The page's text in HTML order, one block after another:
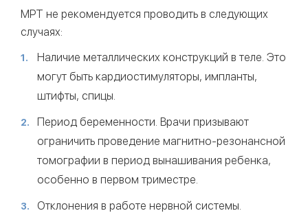
МРТ не рекомендуется проводить в следующих
случаях:
Наличие металлических конструкций в теле. Это
могут быть кардиостимуляторы, импланты,
штифты, спицы.
Период беременности. Врачи призывают
ограничить проведение магнитно-резонансной
томографии в период вынашивания ребенка,
особенно в первом триместре.
Отклонения в работе нервной системы.